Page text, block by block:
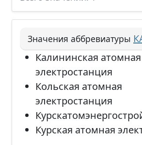
Значения аббревиатуры
Калининская атомная
электростанция
Кольская атомная
электростанция
Курская атомная